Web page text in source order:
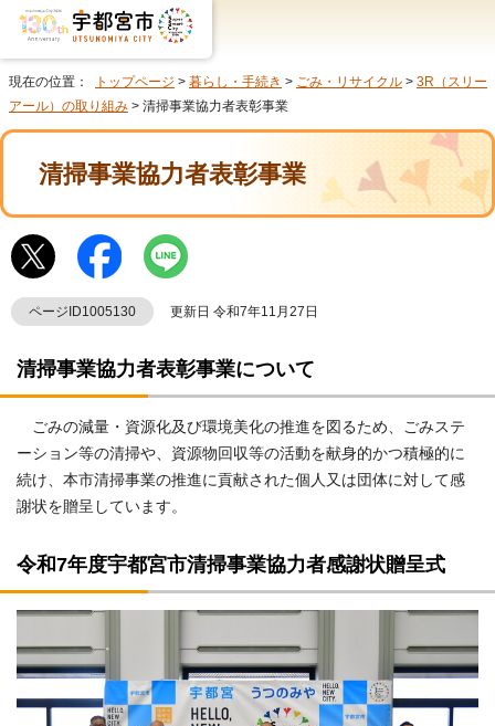
現在の位置： トップページ > 暮らし・手続き > ごみ・リサイクル > 3R（スリー
アール）の取り組み > 清掃事業協力者表彰事業
清掃事業協力者表彰事業
ページID1005130 更新日 令和7年11月27日
清掃事業協力者表彰事業について
ごみの減量・資源化及び環境美化の推進を図るため、ごみステ
ーション等の清掃や、資源物回収等の活動を献身的かつ積極的に
続け、本市清掃事業の推進に貢献された個人又は団体に対して感
謝状を贈呈しています。
令和7年度宇都宮市清掃事業協力者感謝状贈呈式